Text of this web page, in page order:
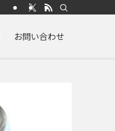
お問い合わせ